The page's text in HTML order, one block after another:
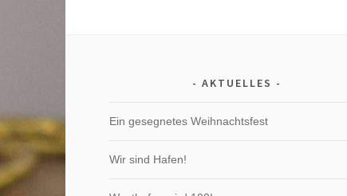
AKTUELLES
Ein gesegnetes Weihnachtsfest
Wir sind Hafen!